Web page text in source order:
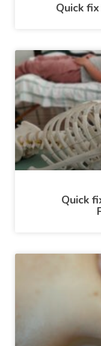
Quick
Quick